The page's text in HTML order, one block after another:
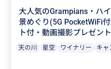
大人気のGrampians・ハ
景めぐり(5G PocketWiFi
ト付・動画撮影プレゼン
天の川 星空 ワイナリー キャ